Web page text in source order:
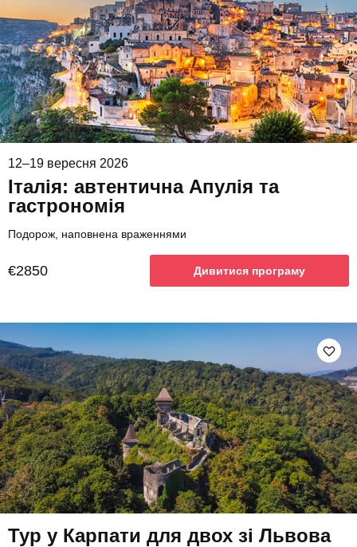
12–19 вересня 2026
Італія: автентична Апулія та
гастрономія
Подорож, наповнена враженнями
€2850 Дивитися програму
Тур у Карпати для двох зі Львова